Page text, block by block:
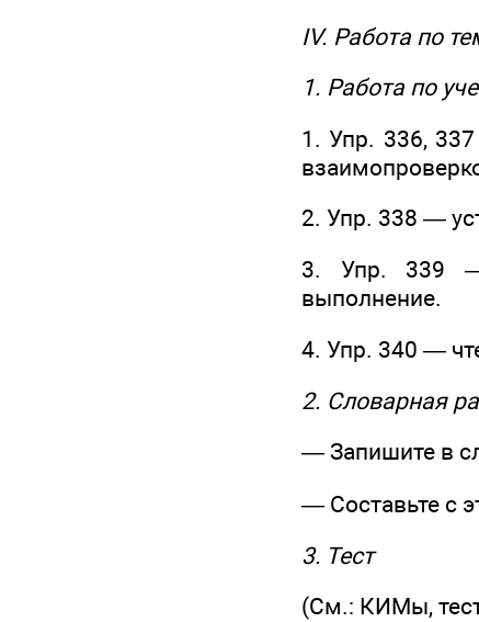
IV. Работа по
1. Работа по
1. Упр. 336,
2. Упр. 338 —
3. Упр. 339 —
выполнение.
4. Упр. 340 —
2. Словарная
— Запишите в
— Составьте с
3. Тест
(См.: КИМы,